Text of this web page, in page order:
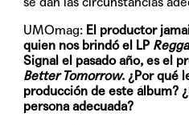
UMOmag: El productor
quien nos brindó el LP
Signal el pasado año, es el
Better Tomorrow. ¿Por qué
producción de este álbum?
persona adecuada?